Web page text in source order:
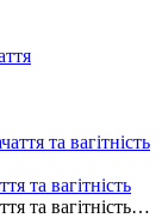
та вагітність
та вагітність…